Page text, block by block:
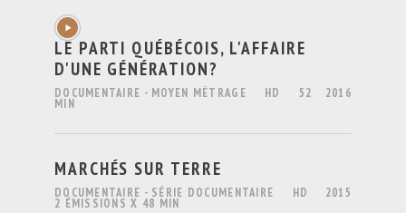
LE PARTI QUÉBÉCOIS, L'AFFAIRE
D'UNE GÉNÉRATION?
DOCUMENTAIRE - MOYEN MÉTRAGE HD 52
MIN
2016
MARCHÉS SUR TERRE
DOCUMENTAIRE - SÉRIE DOCUMENTAIRE HD
2 ÉMISSIONS X 48 MIN
2015